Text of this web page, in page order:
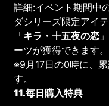
詳細:イベント期間中
ダシリーズ限定アイ
「キラ・十五夜の恋
ーツが獲得できます。
※9月17日の0時に、
す。
11.毎日購入特典